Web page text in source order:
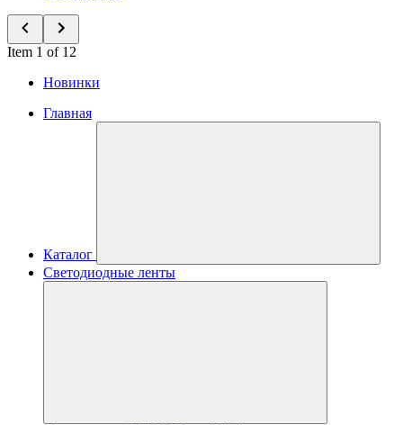
Item 1 of 12
Новинки
Главная
Каталог
Светодиодные ленты